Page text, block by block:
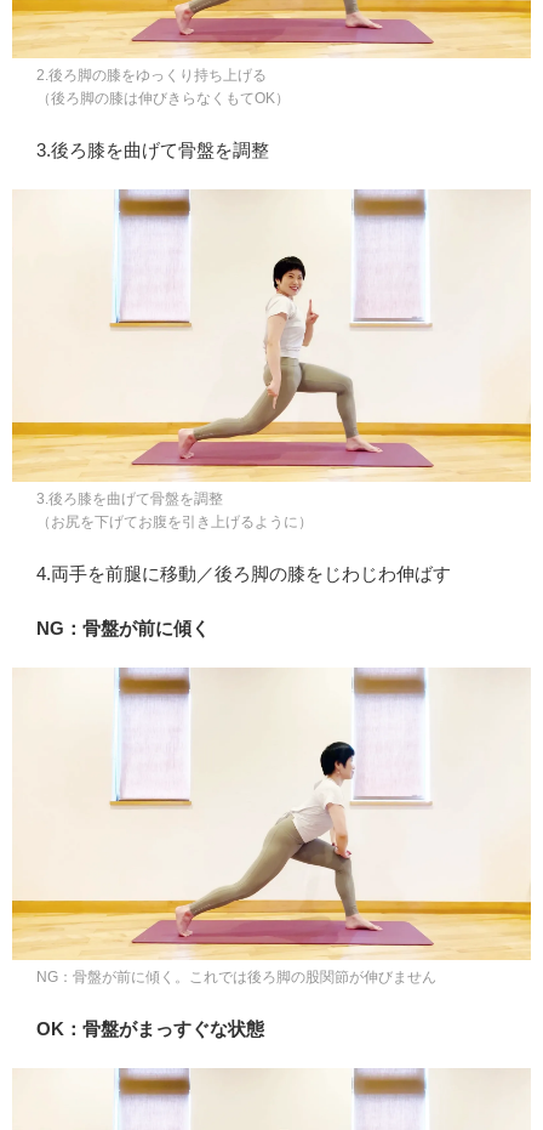
2.後ろ脚の膝をゆっくり持ち上げる
（後ろ脚の膝は伸びきらなくもてOK）
3.後ろ膝を曲げて骨盤を調整
3.後ろ膝を曲げて骨盤を調整
（お尻を下げてお腹を引き上げるように）
4.両手を前腿に移動／後ろ脚の膝をじわじわ伸ばす
NG：骨盤が前に傾く
NG：骨盤が前に傾く。これでは後ろ脚の股関節が伸びません
OK：骨盤がまっすぐな状態